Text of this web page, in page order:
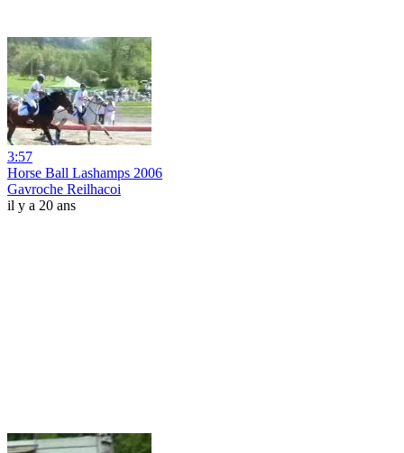
3:57
Horse Ball Lashamps 2006
Gavroche Reilhacoi
il y a 20 ans